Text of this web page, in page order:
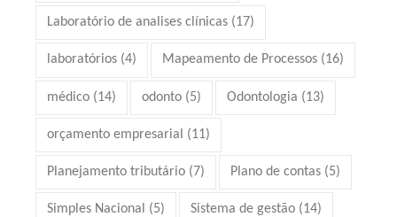
Laboratório de analises clínicas (17)
laboratórios (4) Mapeamento de Processos (16)
médico (14) odonto (5) Odontologia (13)
orçamento empresarial (11)
Planejamento tributário (7) Plano de contas (5)
Simples Nacional (5) Sistema de gestão (14)